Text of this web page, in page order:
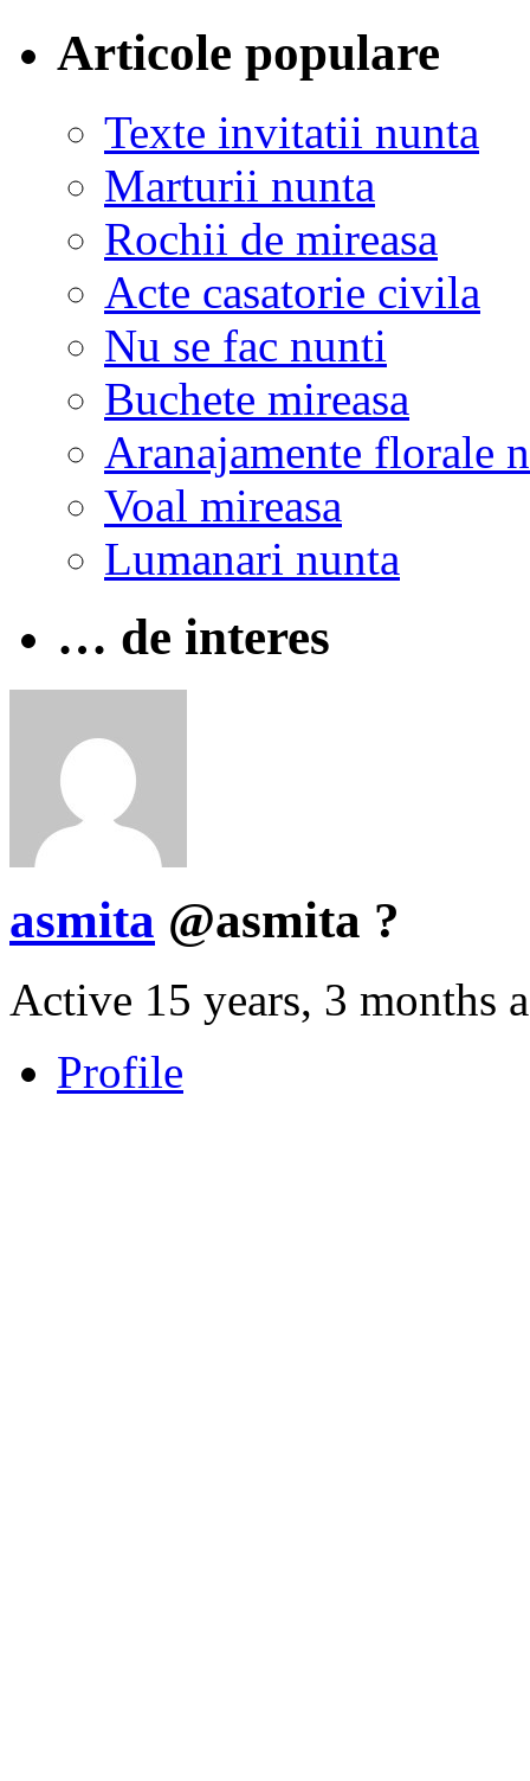
Articole populare
Texte invitatii nunta
Marturii nunta
Rochii de mireasa
Acte casatorie civila
Nu se fac nunti
Buchete mireasa
Aranajamente florale
Voal mireasa
Lumanari nunta
… de interes
asmita @asmita ?
Active 15 years, 3 months
Profile